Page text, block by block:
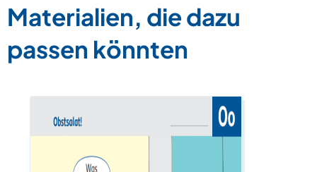
Materialien, die dazu
passen könnten